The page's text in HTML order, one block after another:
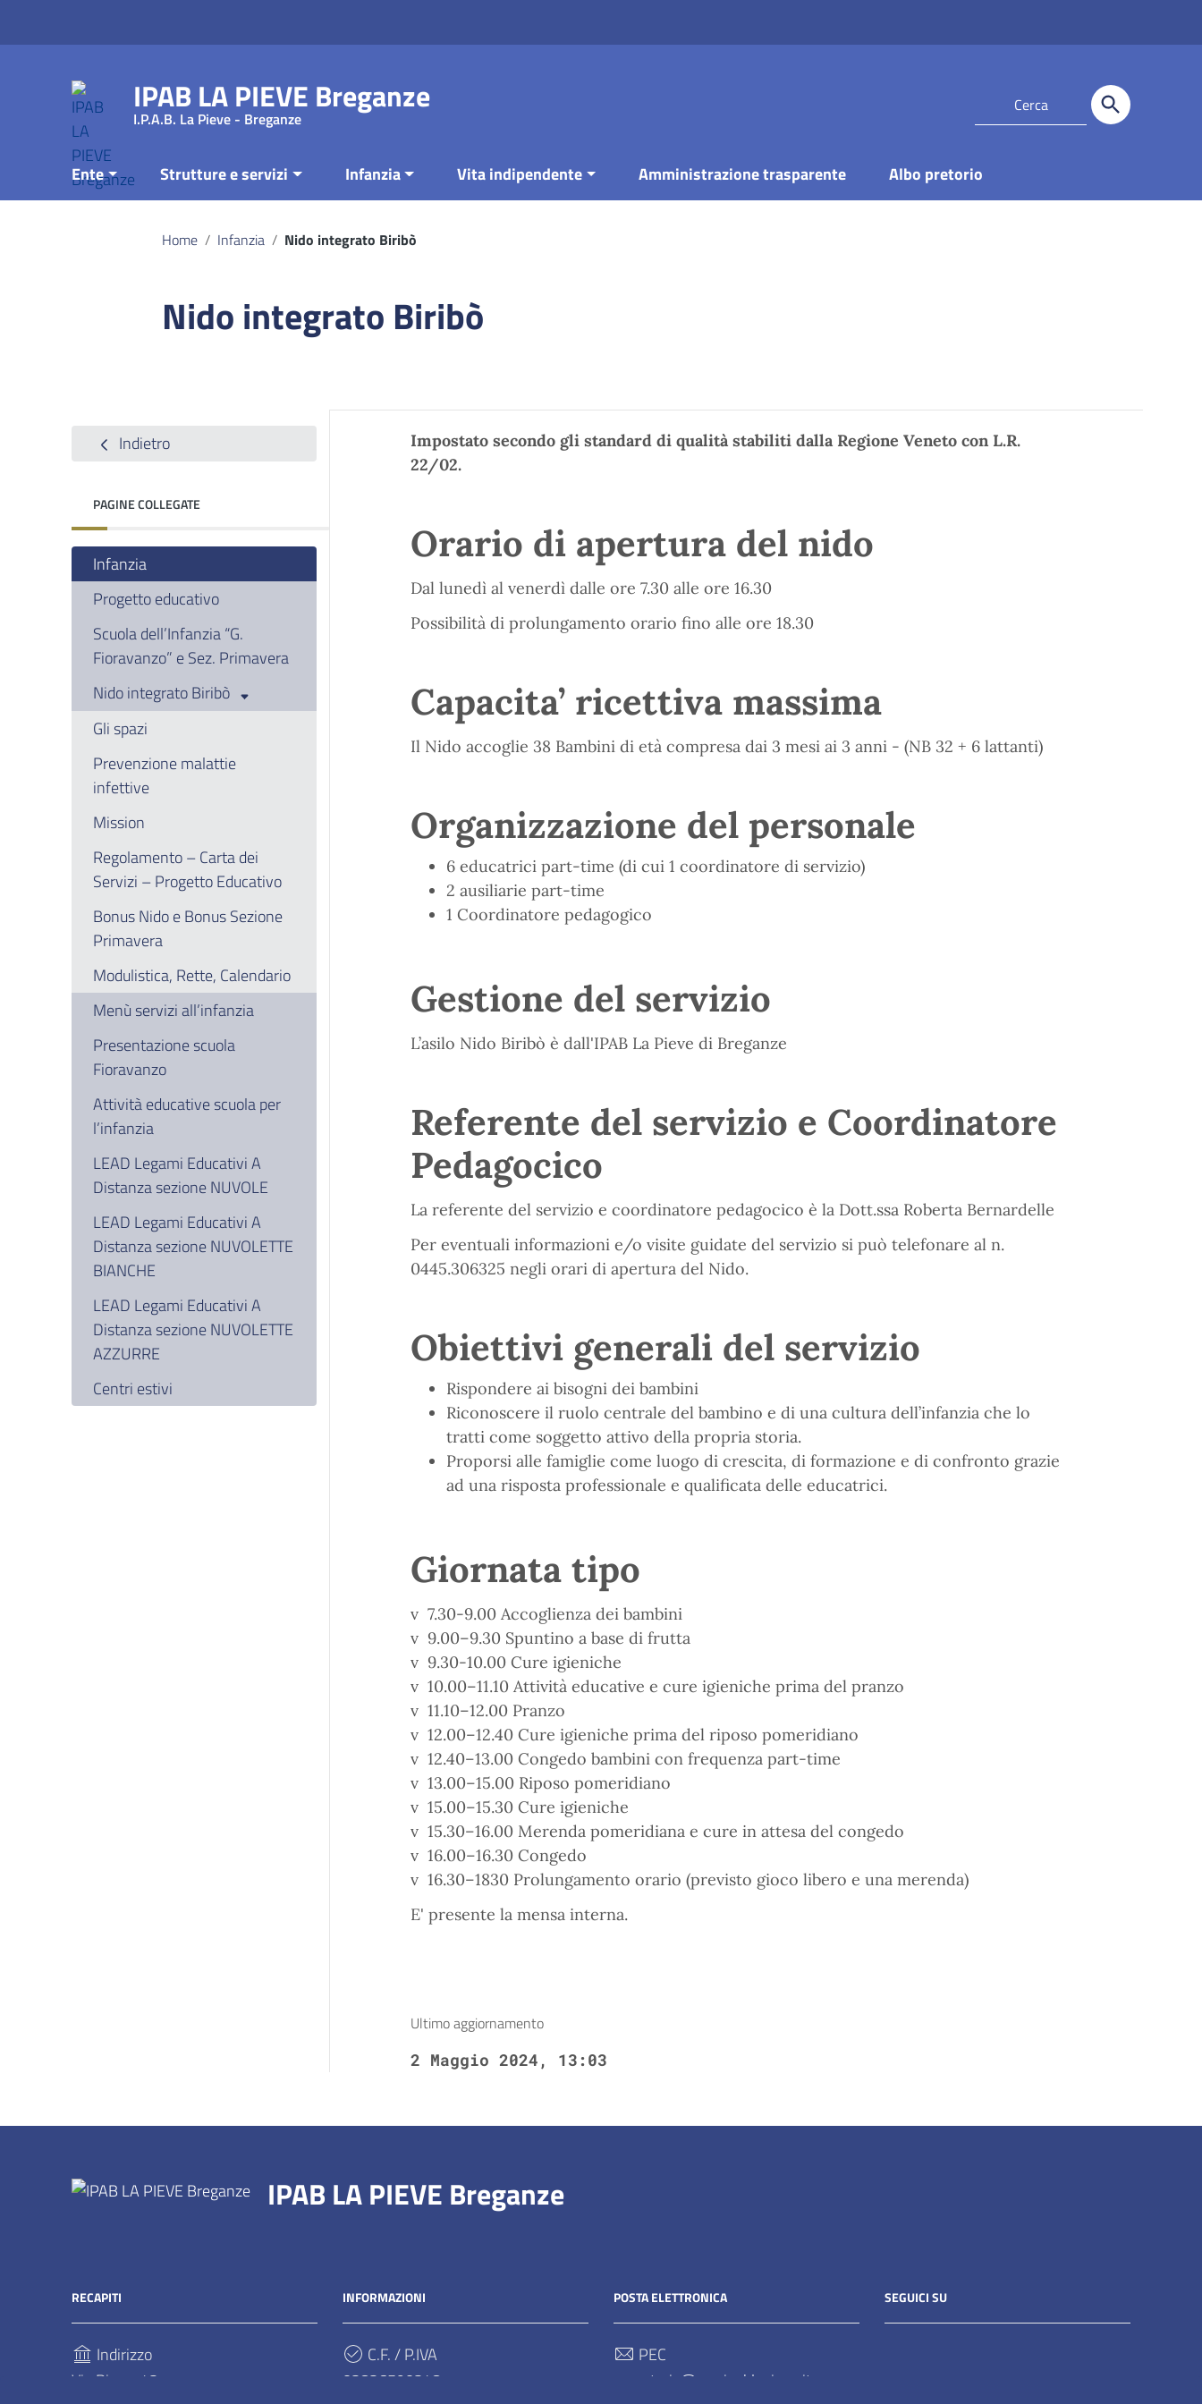
IPAB LA PIEVE Breganze
I.P.A.B. La Pieve - Breganze
Ente Strutture e servizi Infanzia Vita indipendente Amministrazione trasparente Albo pretorio
Home / Infanzia / Nido integrato Biribò
Nido integrato Biribò
Indietro
PAGINE COLLEGATE
Infanzia
Progetto educativo
Scuola dell’Infanzia “G.
Fioravanzo” e Sez. Primavera
Nido integrato Biribò
Gli spazi
Prevenzione malattie
infettive
Mission
Regolamento – Carta dei
Servizi – Progetto Educativo
Bonus Nido e Bonus Sezione
Primavera
Modulistica, Rette, Calendario
Menù servizi all’infanzia
Presentazione scuola
Fioravanzo
Attività educative scuola per
l’infanzia
LEAD Legami Educativi A
Distanza sezione NUVOLE
LEAD Legami Educativi A
Distanza sezione NUVOLETTE
BIANCHE
LEAD Legami Educativi A
Distanza sezione NUVOLETTE
AZZURRE
Centri estivi
Impostato secondo gli standard di qualità stabiliti dalla Regione Veneto con L.R.
22/02.
Orario di apertura del nido
Dal lunedì al venerdì dalle ore 7.30 alle ore 16.30
Possibilità di prolungamento orario fino alle ore 18.30
Capacita’ ricettiva massima
Il Nido accoglie 38 Bambini di età compresa dai 3 mesi ai 3 anni - (NB 32 + 6 lattanti)
Organizzazione del personale
6 educatrici part-time (di cui 1 coordinatore di servizio)
2 ausiliarie part-time
1 Coordinatore pedagogico
Gestione del servizio
L’asilo Nido Biribò è dall'IPAB La Pieve di Breganze
Referente del servizio e Coordinatore
Pedagocico
La referente del servizio e coordinatore pedagocico è la Dott.ssa Roberta Bernardelle
Per eventuali informazioni e/o visite guidate del servizio si può telefonare al n.
0445.306325 negli orari di apertura del Nido.
Obiettivi generali del servizio
Rispondere ai bisogni dei bambini
Riconoscere il ruolo centrale del bambino e di una cultura dell’infanzia che lo
tratti come soggetto attivo della propria storia.
Proporsi alle famiglie come luogo di crescita, di formazione e di confronto grazie
ad una risposta professionale e qualificata delle educatrici.
Giornata tipo
v 7.30-9.00 Accoglienza dei bambini
v 9.00–9.30 Spuntino a base di frutta
v 9.30-10.00 Cure igieniche
v 10.00–11.10 Attività educative e cure igieniche prima del pranzo
v 11.10–12.00 Pranzo
v 12.00–12.40 Cure igieniche prima del riposo pomeridiano
v 12.40–13.00 Congedo bambini con frequenza part-time
v 13.00–15.00 Riposo pomeridiano
v 15.00–15.30 Cure igieniche
v 15.30–16.00 Merenda pomeridiana e cure in attesa del congedo
v 16.00–16.30 Congedo
v 16.30–1830 Prolungamento orario (previsto gioco libero e una merenda)
E' presente la mensa interna.
Ultimo aggiornamento
2 Maggio 2024, 13:03
IPAB LA PIEVE Breganze
RECAPITI
Indirizzo
Via Pieve, 42
INFORMAZIONI
C.F. / P.IVA
02826590248
POSTA ELETTRONICA
PEC
segreteria@pec.ipablapieve.it
SEGUICI SU